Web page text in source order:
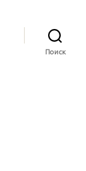
Поиск